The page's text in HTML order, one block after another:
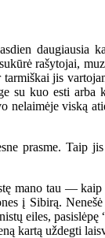
daugiausia
rašytojai,
jis
su kuo esti
nelaimėje viską
prasme. Taip
mano tau —
į Sibirą.
eiles, pasislėpę
kartą uždegti